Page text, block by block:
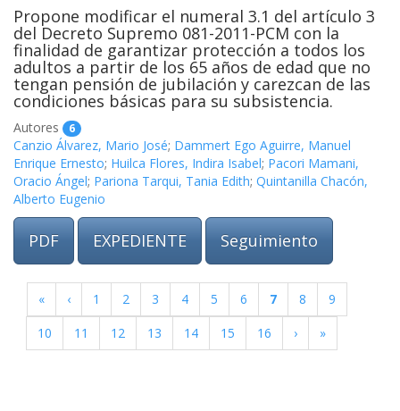
Propone modificar el numeral 3.1 del artículo 3
del Decreto Supremo 081-2011-PCM con la
finalidad de garantizar protección a todos los
adultos a partir de los 65 años de edad que no
tengan pensión de jubilación y carezcan de las
condiciones básicas para su subsistencia.
Autores 6
Canzio Álvarez, Mario José; Dammert Ego Aguirre, Manuel
Enrique Ernesto; Huilca Flores, Indira Isabel; Pacori Mamani,
Oracio Ángel; Pariona Tarqui, Tania Edith; Quintanilla Chacón,
Alberto Eugenio
PDF EXPEDIENTE Seguimiento
« ‹ 1 2 3 4 5 6 7 8
9
10
11 12 13 14 15 16 › »